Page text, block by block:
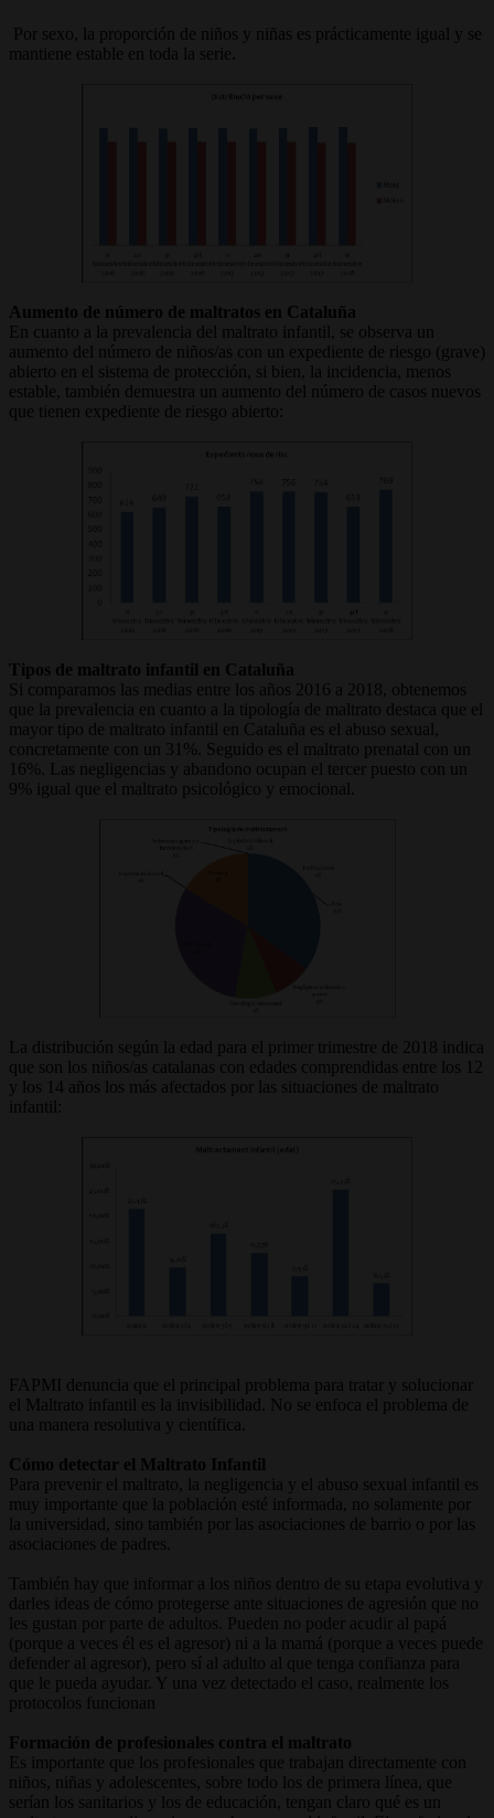
Por sexo, la proporción de niños y niñas es prácticamente igual y se
mantiene estable en toda la serie.
Aumento de número de maltratos en Cataluña
En cuanto a la prevalencia del maltrato infantil, se observa un
aumento del número de niños/as con un expediente de riesgo (grave)
abierto en el sistema de protección, si bien, la incidencia, menos
estable, también demuestra un aumento del número de casos nuevos
que tienen expediente de riesgo abierto:
Tipos de maltrato infantil en Cataluña
Si comparamos las medias entre los años 2016 a 2018, obtenemos
que la prevalencia en cuanto a la tipología de maltrato destaca que el
mayor tipo de maltrato infantil en Cataluña es el abuso sexual,
concretamente con un 31%. Seguido es el maltrato prenatal con un
16%. Las negligencias y abandono ocupan el tercer puesto con un
9% igual que el maltrato psicológico y emocional.
La distribución según la edad para el primer trimestre de 2018 indica
que son los niños/as catalanas con edades comprendidas entre los 12
y los 14 años los más afectados por las situaciones de maltrato
infantil:
FAPMI denuncia que el principal problema para tratar y solucionar
el Maltrato infantil es la invisibilidad. No se enfoca el problema de
una manera resolutiva y científica.
Cómo detectar el Maltrato Infantil
Para prevenir el maltrato, la negligencia y el abuso sexual infantil es
muy importante que la población esté informada, no solamente por
la universidad, sino también por las asociaciones de barrio o por las
asociaciones de padres.
También hay que informar a los niños dentro de su etapa evolutiva y
darles ideas de cómo protegerse ante situaciones de agresión que no
les gustan por parte de adultos. Pueden no poder acudir al papá
(porque a veces él es el agresor) ni a la mamá (porque a veces puede
defender al agresor), pero sí al adulto al que tenga confianza para
que le pueda ayudar. Y una vez detectado el caso, realmente los
protocolos funcionan
Formación de profesionales contra el maltrato
Es importante que los profesionales que trabajan directamente con
niños, niñas y adolescentes, sobre todo los de primera línea, que
serían los sanitarios y los de educación, tengan claro qué es un